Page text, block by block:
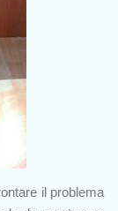
il problema